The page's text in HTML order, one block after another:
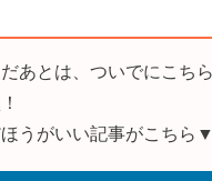
あとは、ついでにこち
うがいい記事がこちら▼